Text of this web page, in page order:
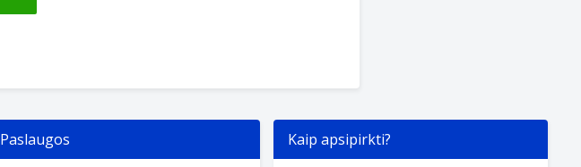
Paslaugos Kaip apsipirkti?